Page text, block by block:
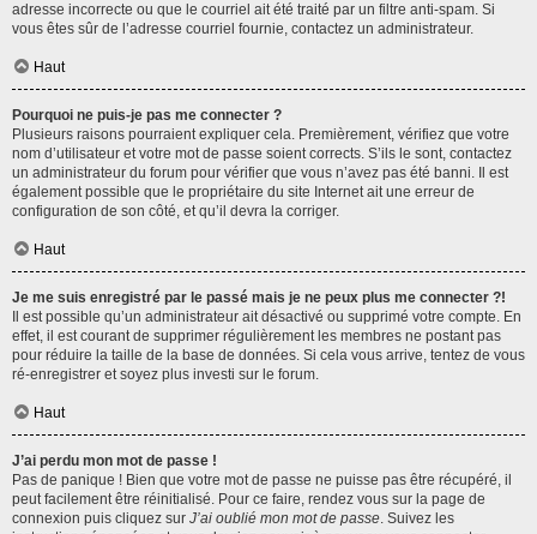
adresse incorrecte ou que le courriel ait été traité par un filtre anti-spam. Si
vous êtes sûr de l’adresse courriel fournie, contactez un administrateur.
Haut
Pourquoi ne puis-je pas me connecter ?
Plusieurs raisons pourraient expliquer cela. Premièrement, vérifiez que votre
nom d’utilisateur et votre mot de passe soient corrects. S’ils le sont, contactez
un administrateur du forum pour vérifier que vous n’avez pas été banni. Il est
également possible que le propriétaire du site Internet ait une erreur de
configuration de son côté, et qu’il devra la corriger.
Haut
Je me suis enregistré par le passé mais je ne peux plus me connecter ?!
Il est possible qu’un administrateur ait désactivé ou supprimé votre compte. En
effet, il est courant de supprimer régulièrement les membres ne postant pas
pour réduire la taille de la base de données. Si cela vous arrive, tentez de vous
ré-enregistrer et soyez plus investi sur le forum.
Haut
J’ai perdu mon mot de passe !
Pas de panique ! Bien que votre mot de passe ne puisse pas être récupéré, il
peut facilement être réinitialisé. Pour ce faire, rendez vous sur la page de
connexion puis cliquez sur J’ai oublié mon mot de passe. Suivez les